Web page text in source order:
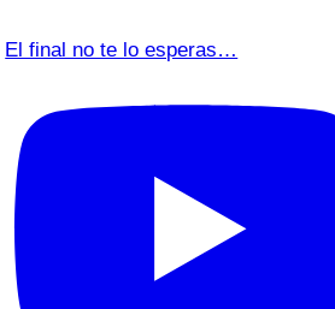
El final no te lo esperas…